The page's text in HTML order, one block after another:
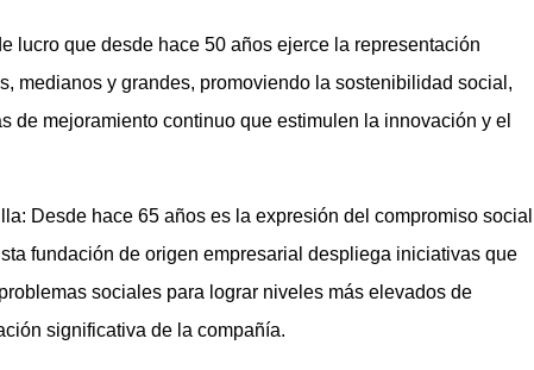
lucro que desde hace 50 años ejerce la representación
medianos y grandes, promoviendo la sostenibilidad social,
de mejoramiento continuo que estimulen la innovación y el
Desde hace 65 años es la expresión del compromiso social
fundación de origen empresarial despliega iniciativas que
sociales para lograr niveles más elevados de
significativa de la compañía.